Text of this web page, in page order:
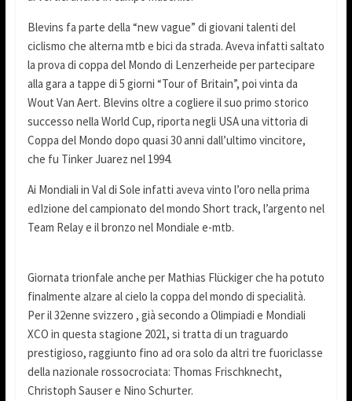
Blevins fa parte della “new vague” di giovani talenti del
ciclismo che alterna mtb e bici da strada. Aveva infatti saltato
la prova di coppa del Mondo di Lenzerheide per partecipare
alla gara a tappe di 5 giorni “Tour of Britain”, poi vinta da
Wout Van Aert. Blevins oltre a cogliere il suo primo storico
successo nella World Cup, riporta negli USA una vittoria di
Coppa del Mondo dopo quasi 30 anni dall’ultimo vincitore,
che fu Tinker Juarez nel 1994.
Ai Mondiali in Val di Sole infatti aveva vinto l’oro nella prima
edIzione del campionato del mondo Short track, l’argento nel
Team Relay e il bronzo nel Mondiale e-mtb.
Giornata trionfale anche per Mathias Flückiger che ha potuto
finalmente alzare al cielo la coppa del mondo di specialità.
Per il 32enne svizzero , già secondo a Olimpiadi e Mondiali
XCO in questa stagione 2021, si tratta di un traguardo
prestigioso, raggiunto fino ad ora solo da altri tre fuoriclasse
della nazionale rossocrociata: Thomas Frischknecht,
Christoph Sauser e Nino Schurter.